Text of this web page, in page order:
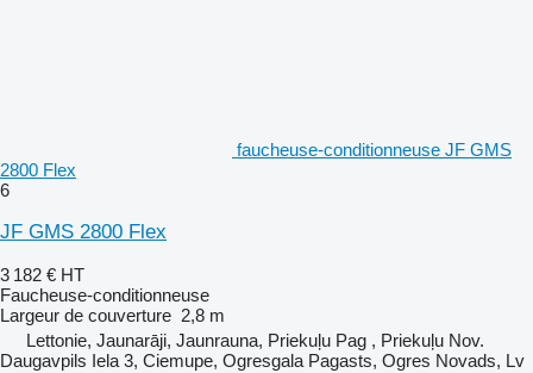
faucheuse-conditionneuse JF GMS
2800 Flex
6
JF GMS 2800 Flex
3 182 € HT
Faucheuse-conditionneuse
Largeur de couverture 2,8 m
Lettonie, Jaunarāji, Jaunrauna, Priekuļu Pag , Priekuļu Nov.
Daugavpils Iela 3, Ciemupe, Ogresgala Pagasts, Ogres Novads, Lv